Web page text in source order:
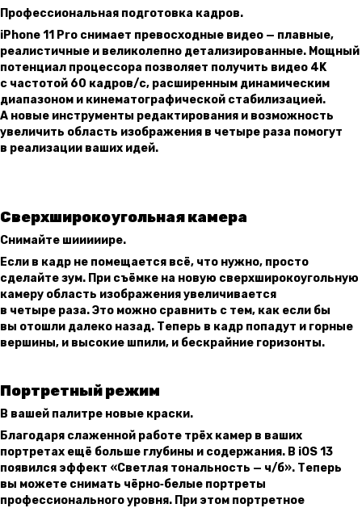
Профессио­нальная подготовка кадров.
iPhone 11 Pro снимает превосходные видео — плавные,
реалистичные и великолепно детализированные. Мощный
потенциал процессора позволяет получить видео 4K
с частотой 60 кадров/с, расширенным динамическим
диапазоном и кинемато­графической стабилизацией.
А новые инструменты редактирования и возмож­ность
увеличить область изображения в четыре раза помогут
в реализации ваших идей.
Сверхширокоугольная камера
Снимайте шииииире.
Если в кадр не помещается всё, что нужно, просто
сделайте зум. При съёмке на новую сверхшироко­угольную
камеру область изображения увеличивается
в четыре раза. Это можно сравнить с тем, как если бы
вы отошли далеко назад. Теперь в кадр попадут и горные
вершины, и высокие шпили, и бескрайние горизонты.
Портретный режим
В вашей палитре новые краски.
Благодаря слаженной работе трёх камер в ваших
портретах ещё больше глубины и содержания. В iOS 13
появился эффект «Светлая тональность — ч/б». Теперь
вы можете снимать чёрно‑белые портреты
профессионального уровня. При этом портретное